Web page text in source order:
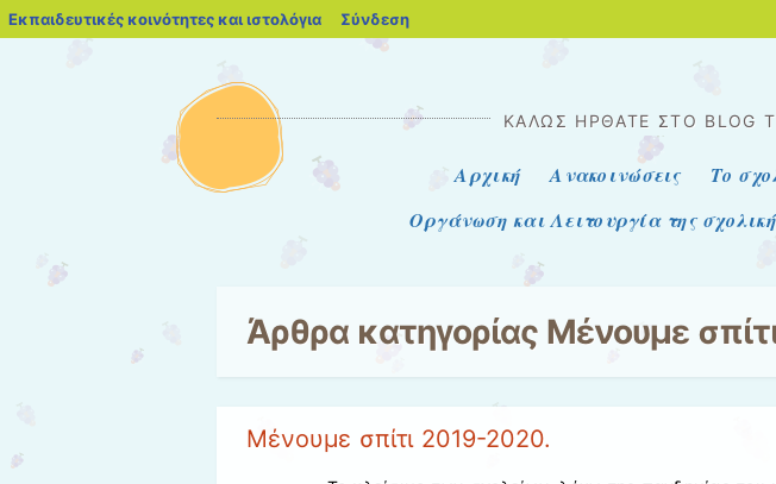
Εκπαιδευτικές κοινότητες και ιστολόγια blogs.sch.gr
Σύνδεση
ΚΑΛΏΣ ΉΡΘΑΤΕ ΣΤΟ BLOG
Μενού
Μετάβαση στο περιεχόμενοΑρχική Ανακοινώσεις Το
Οργάνωση και Λειτουργία της
Άρθρα κατηγορίας Μένουμε
Μένουμε σπίτι 2019-2020.